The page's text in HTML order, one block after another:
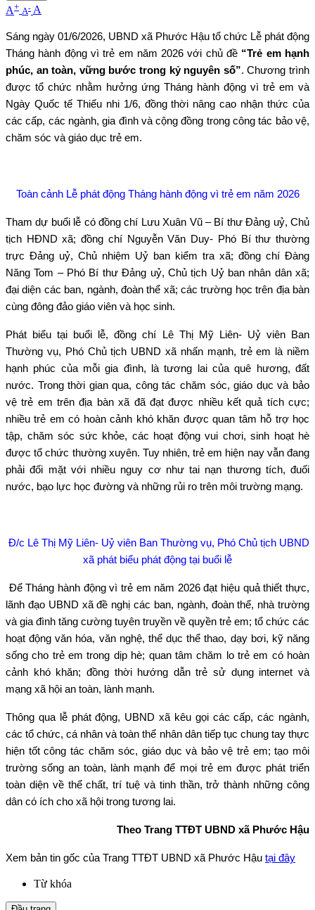
A+ A- A
Sáng ngày 01/6/2026, UBND xã Phước Hậu tổ chức Lễ phát động
Tháng hành động vì trẻ em năm 2026 với chủ đề “Trẻ em hạnh
phúc, an toàn, vững bước trong kỷ nguyên số”. Chương trình
được tổ chức nhằm hưởng ứng Tháng hành động vì trẻ em và
Ngày Quốc tế Thiếu nhi 1/6, đồng thời nâng cao nhận thức của
các cấp, các ngành, gia đình và cộng đồng trong công tác bảo vệ,
chăm sóc và giáo dục trẻ em.
Toàn cảnh Lễ phát động Tháng hành động vì trẻ em năm 2026
Tham dự buổi lễ có đồng chí Lưu Xuân Vũ – Bí thư Đảng uỷ, Chủ
tịch HĐND xã; đồng chí Nguyễn Văn Duy- Phó Bí thư thường
trực Đảng uỷ, Chủ nhiệm Uỷ ban kiểm tra xã; đồng chí Đàng
Năng Tom – Phó Bí thư Đảng uỷ, Chủ tịch Uỷ ban nhân dân xã;
đại diện các ban, ngành, đoàn thể xã; các trường học trên địa bàn
cùng đông đảo giáo viên và học sinh.
Phát biểu tại buổi lễ, đồng chí Lê Thị Mỹ Liên- Uỷ viên Ban
Thường vụ, Phó Chủ tịch UBND xã nhấn mạnh, trẻ em là niềm
hạnh phúc của mỗi gia đình, là tương lai của quê hương, đất
nước. Trong thời gian qua, công tác chăm sóc, giáo dục và bảo
vệ trẻ em trên địa bàn xã đã đạt được nhiều kết quả tích cực;
nhiều trẻ em có hoàn cảnh khó khăn được quan tâm hỗ trợ học
tập, chăm sóc sức khỏe, các hoạt động vui chơi, sinh hoạt hè
được tổ chức thường xuyên. Tuy nhiên, trẻ em hiện nay vẫn đang
phải đối mặt với nhiều nguy cơ như tai nạn thương tích, đuối
nước, bạo lực học đường và những rủi ro trên môi trường mạng.
Đ/c Lê Thị Mỹ Liên- Uỷ viên Ban Thường vụ, Phó Chủ tịch UBND
xã phát biểu phát động tại buổi lễ
Để Tháng hành động vì trẻ em năm 2026 đạt hiệu quả thiết thực,
lãnh đạo UBND xã đề nghị các ban, ngành, đoàn thể, nhà trường
và gia đình tăng cường tuyên truyền về quyền trẻ em; tổ chức các
hoạt động văn hóa, văn nghệ, thể dục thể thao, dạy bơi, kỹ năng
sống cho trẻ em trong dịp hè; quan tâm chăm lo trẻ em có hoàn
cảnh khó khăn; đồng thời hướng dẫn trẻ sử dụng internet và
mạng xã hội an toàn, lành mạnh.
Thông qua lễ phát động, UBND xã kêu gọi các cấp, các ngành,
các tổ chức, cá nhân và toàn thể nhân dân tiếp tục chung tay thực
hiện tốt công tác chăm sóc, giáo dục và bảo vệ trẻ em; tạo môi
trường sống an toàn, lành mạnh để mọi trẻ em được phát triển
toàn diện về thể chất, trí tuệ và tinh thần, trở thành những công
dân có ích cho xã hội trong tương lai.
Theo Trang TTĐT UBND xã Phước Hậu
Xem bản tin gốc của Trang TTĐT UBND xã Phước Hậu tại đây
Từ khóa